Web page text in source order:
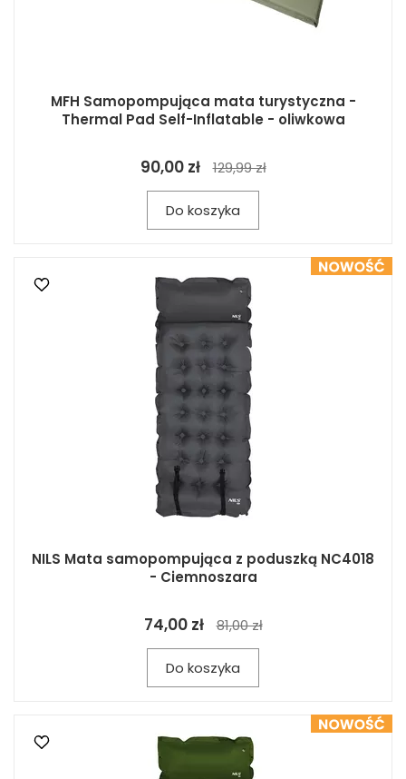
MFH Samopompująca mata turystyczna -
Thermal Pad Self-Inflatable - oliwkowa
90,00 zł 129,99 zł
Do koszyka
NILS Mata samopompująca z poduszką NC4018
- Ciemnoszara
74,00 zł 81,00 zł
Do koszyka